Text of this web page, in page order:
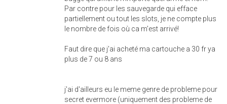
Par contre pour les sauvegarde qui efface
partiellement ou tout les slots, je ne compte plus
le nombre de fois où ca m'est arrivé!
Faut dire que j'ai acheté ma cartouche a 30 fr ya
plus de 7 ou 8 ans
j'ai d'ailleurs eu le meme genre de probleme pour
secret evermore (uniquement des probleme de